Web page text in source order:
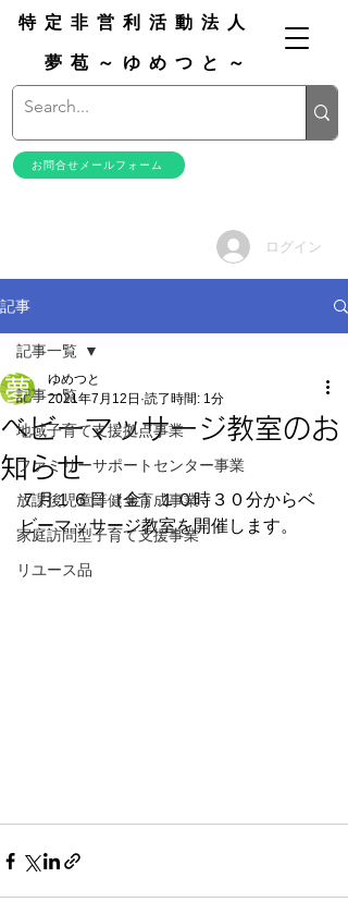
特定非営利活動法人
お問合せメールフォーム
夢苞～ゆめつと～
ログイン
記事
記事一覧
地域子育て支援拠点事業
ファミリーサポートセンター事業
放課後児童等健全育成事業
家庭訪問型子育て支援事業
リユース品
記事一覧
ベビーマッサージ教室のお
知らせ
ゆめつと
2021年7月12日 読了時間: 1分
７月１６日（金）１０時３０分からベ
ビーマッサージ教室を開催します。